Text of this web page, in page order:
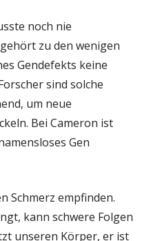
Gen:
Das
ist
keine
noch nie
zu den wenigen
Gendefekts keine
sind solche
um neue
Bei Cameron ist
Gen
Schmerz empfinden.
kann schwere Folgen
unseren Körper, er ist